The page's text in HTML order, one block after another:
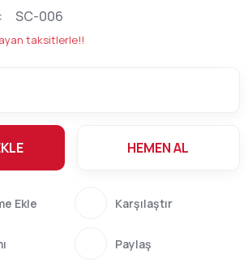
SC-006
taksitlerle!!
HEMEN AL
Karşılaştır
Paylaş